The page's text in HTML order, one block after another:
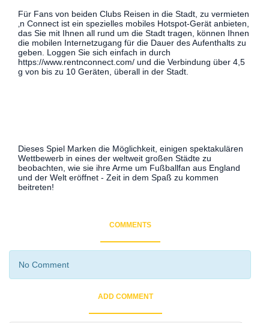
Für Fans von beiden Clubs Reisen in die Stadt, zu vermieten
‚n Connect ist ein spezielles mobiles Hotspot-Gerät anbieten,
das Sie mit Ihnen all rund um die Stadt tragen, können Ihnen
die mobilen Internetzugang für die Dauer des Aufenthalts zu
geben. Loggen Sie sich einfach in durch
https://www.rentnconnect.com/ und die Verbindung über 4,5
g von bis zu 10 Geräten, überall in der Stadt.
Dieses Spiel Marken die Möglichkeit, einigen spektakulären
Wettbewerb in eines der weltweit großen Städte zu
beobachten, wie sie ihre Arme um Fußballfan aus England
und der Welt eröffnet - Zeit in dem Spaß zu kommen
beitreten!
COMMENTS
No Comment
ADD COMMENT